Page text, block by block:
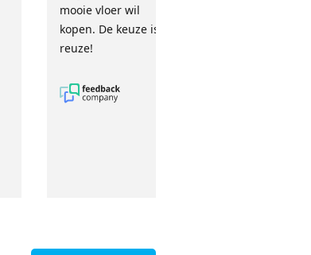
mooie vloer wil
kopen. De keuze is
reuze!